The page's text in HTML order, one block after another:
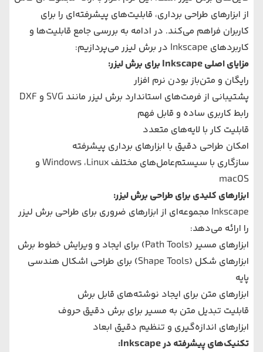
از ابزارهای طراحی برداری، قابلیت‌های پیشرفته‌ای را برای
کاربران فراهم می‌کند. در ادامه به بررسی جامع قابلیت‌ها و
کاربردهای Inkscape در برش لیزر می‌پردازیم:
مزایای اصلی Inkscape برای برش لیزر:
رایگان و متن‌باز بودن نرم افزار
پشتیبانی از فرمت‌های استاندارد برش لیزر مانند SVG و DXF
رابط کاربری ساده و قابل فهم
قابلیت کار با لایه‌های متعدد
امکان طراحی دقیق با ابزارهای برداری پیشرفته
سازگاری با سیستم‌عامل‌های مختلف Windows ،Linux و
macOS
ابزارهای کلیدی برای طراحی برش لیزر:
Inkscape مجموعه‌ای از ابزارهای ضروری برای طراحی برش لیزر
را ارائه می‌دهد:
ابزارهای مسیر (Path Tools) برای ایجاد و ویرایش خطوط برش
ابزارهای شکل (Shape Tools) برای طراحی اشکال هندسی
پایه
ابزارهای متن برای ایجاد نوشته‌های قابل برش
قابلیت تبدیل متن به مسیر برای برش دقیق حروف
ابزارهای اندازه‌گیری و تنظیم دقیق ابعاد
تکنیک‌های پیشرفته در Inkscape: